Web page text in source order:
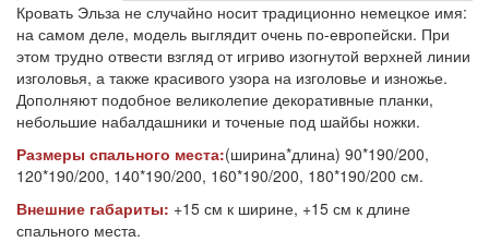
Кровать Эльза не случайно носит традиционно немецкое имя:
на самом деле, модель выглядит очень по-европейски. При
этом трудно отвести взгляд от игриво изогнутой верхней линии
изголовья, а также красивого узора на изголовье и изножье.
Дополняют подобное великолепие декоративные планки,
небольшие набалдашники и точеные под шайбы ножки.
Размеры спального места:(ширина*длина) 90*190/200,
120*190/200, 140*190/200, 160*190/200, 180*190/200 см.
Внешние габариты: +15 см к ширине, +15 см к длине
спального места.